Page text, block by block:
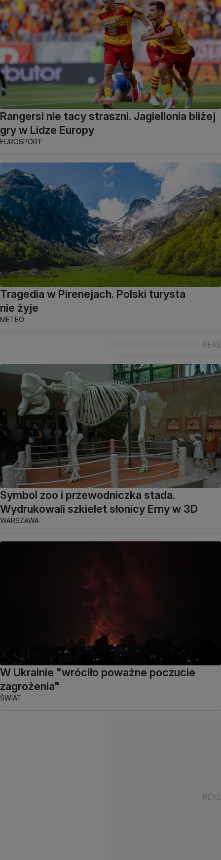
Rangersi nie tacy straszni. Jagiellonia bliżej
gry w Lidze Europy
EUROSPORT
Tragedia w Pirenejach. Polski turysta
nie żyje
METEO
Symbol zoo i przewodniczka stada.
Wydrukowali szkielet słonicy Erny w 3D
WARSZAWA
W Ukrainie "wróciło poważne poczucie
zagrożenia"
ŚWIAT